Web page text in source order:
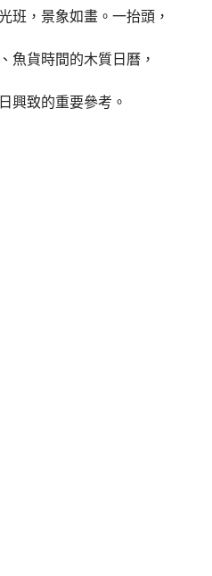
班，景象如畫。 一抬頭，
魚貨時間的木質日曆，
興致的重要參考。